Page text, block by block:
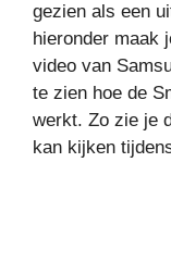
gezien als een
hieronder maak
video van
te zien hoe de
werkt. Zo zie je
kan kijken